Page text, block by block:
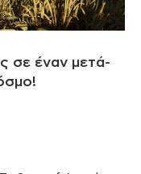
σε έναν μετά-